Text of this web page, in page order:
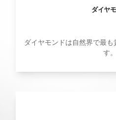
ダイヤ
ダイヤモンドは自然界で最
す。